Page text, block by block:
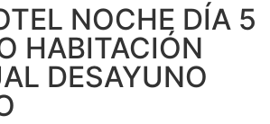
NOCHE DÍA 5
HABITACIÓN
DESAYUNO